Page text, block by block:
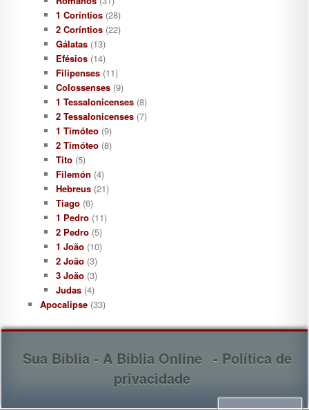
1 Coríntios(28)
2 Coríntios(22)
Gálatas(13)
Efésios(14)
Filipenses(11)
Colossenses(9)
1 Tessalonicenses(8)
2 Tessalonicenses(7)
1 Timóteo(9)
2 Timóteo(8)
Tito(5)
Filemón (4)
Hebreus(21)
Tiago(6)
1 Pedro(11)
2 Pedro(5)
1 João(10)
2 João(3)
3 João(3)
Judas(4)
Apocalipse (33)
Sua Bíblia - A Bíblia Online - Política de
privacidade